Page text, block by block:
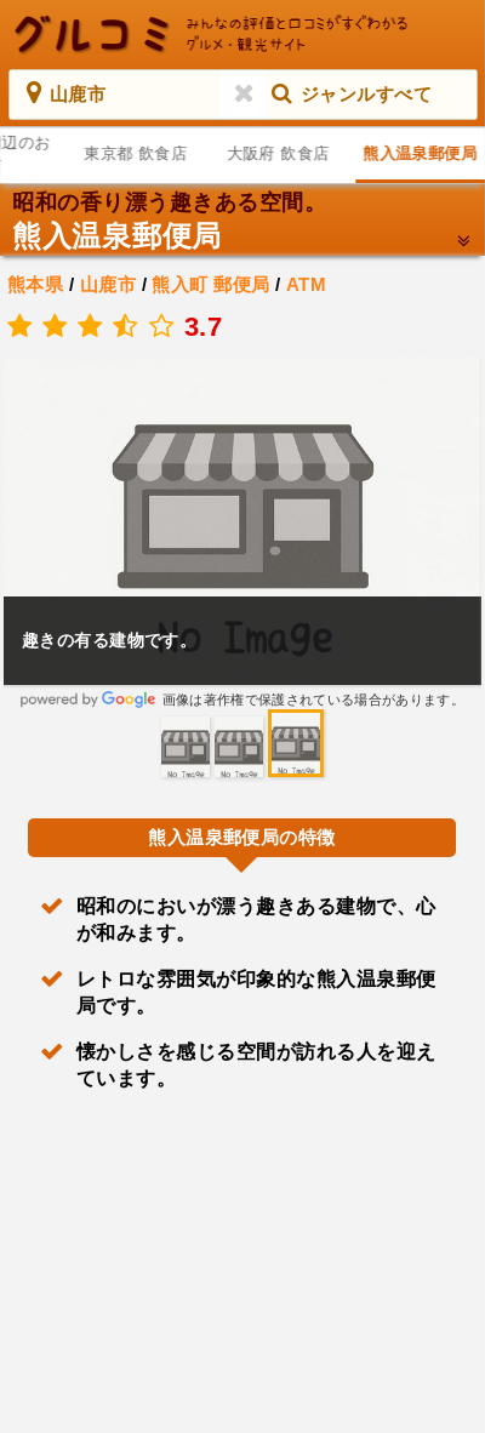
山鹿市 ジャンルすべて
のお
東京都 飲食店 大阪府 飲食店 熊入温泉郵便局
昭和の香り漂う趣きある空間。
熊入温泉郵便局
熊本県 / 山鹿市 /熊入町 郵便局 / ATM
3.7
趣きの有る建物です。
画像は著作権で保護されている場合があります。
熊入温泉郵便局の特徴
昭和のにおいが漂う趣きある建物で、心
が和みます。
レトロな雰囲気が印象的な熊入温泉郵便
局です。
懐かしさを感じる空間が訪れる人を迎え
ています。